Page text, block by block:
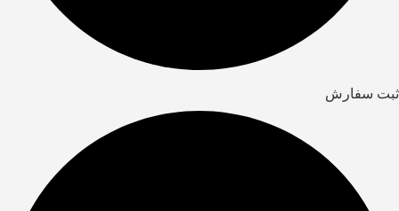
ثبت سفارش